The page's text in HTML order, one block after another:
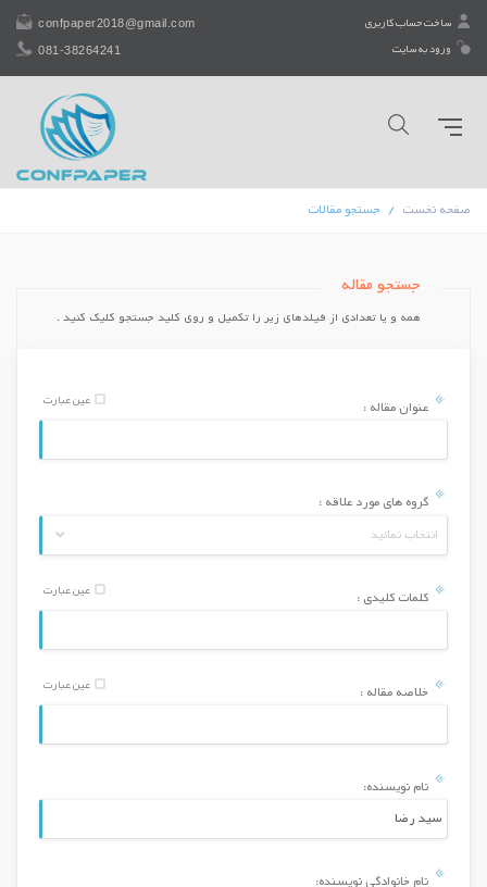
ساخت حساب کاربری
ورود به سایت
confpaper2018@gmail.com
081-38264241
صفحه نخست جستجو مقالات
جستجو مقاله
همه و یا تعدادی از فیلدهای زیر را تكمیل و روی کلید جستجو کلیک کنید .
عنوان مقاله :
عین عبارت
انتخاب نمائید
گروه های مورد علاقه :
کلمات کلیدی :
عین عبارت
خلاصه مقاله :
عین عبارت
نام نویسنده:
نام خانوادگی نویسنده: